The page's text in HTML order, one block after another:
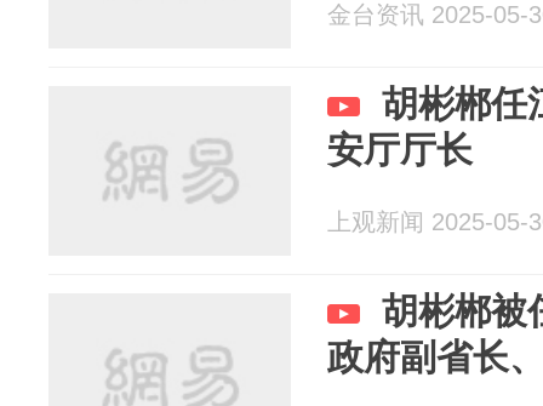
金台资讯 2025-05-
胡彬郴任
安厅厅长
上观新闻 2025-05-
胡彬郴被
政府副省长